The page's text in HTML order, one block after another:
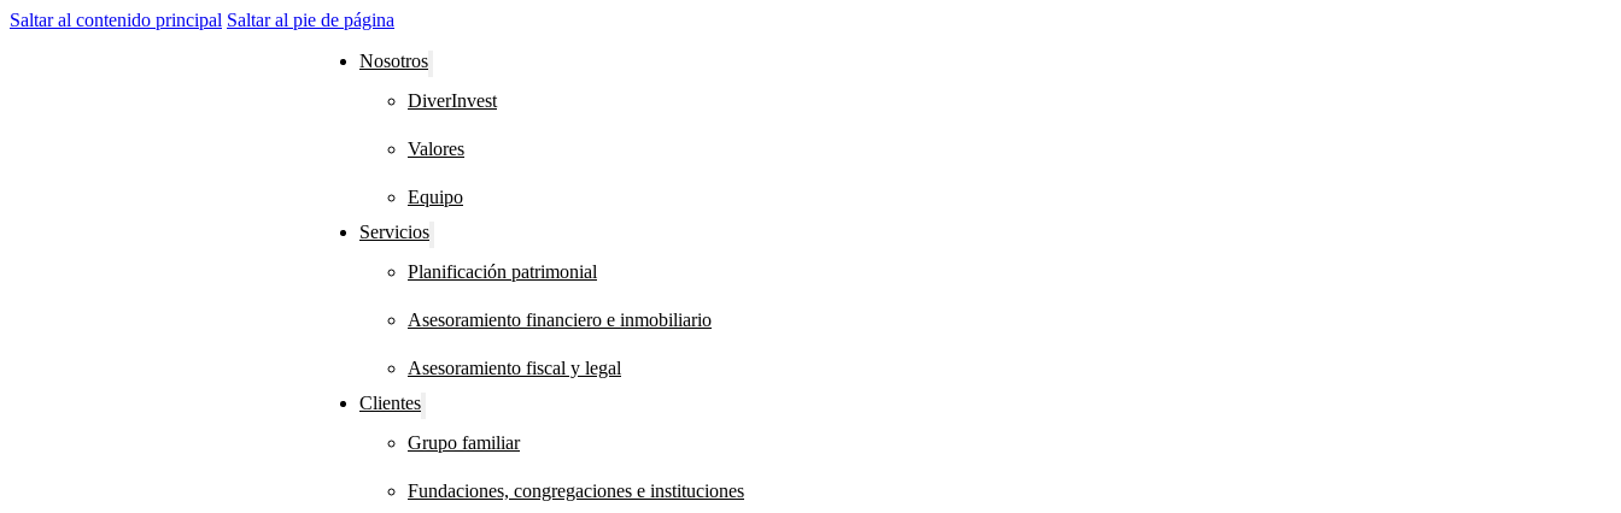
Saltar al contenido principal Saltar al pie de página
Nosotros
DiverInvest
Valores
Equipo
Servicios
Planificación patrimonial
Asesoramiento financiero e inmobiliario
Asesoramiento fiscal y legal
Clientes
Grupo familiar
Fundaciones, congregaciones e instituciones